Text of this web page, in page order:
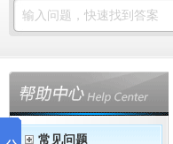
常见问题